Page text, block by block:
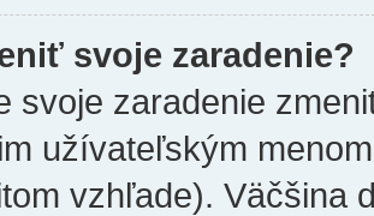
svoje zaradenie?
svoje zaradenie
užívateľským
vzhľade). Väčšina